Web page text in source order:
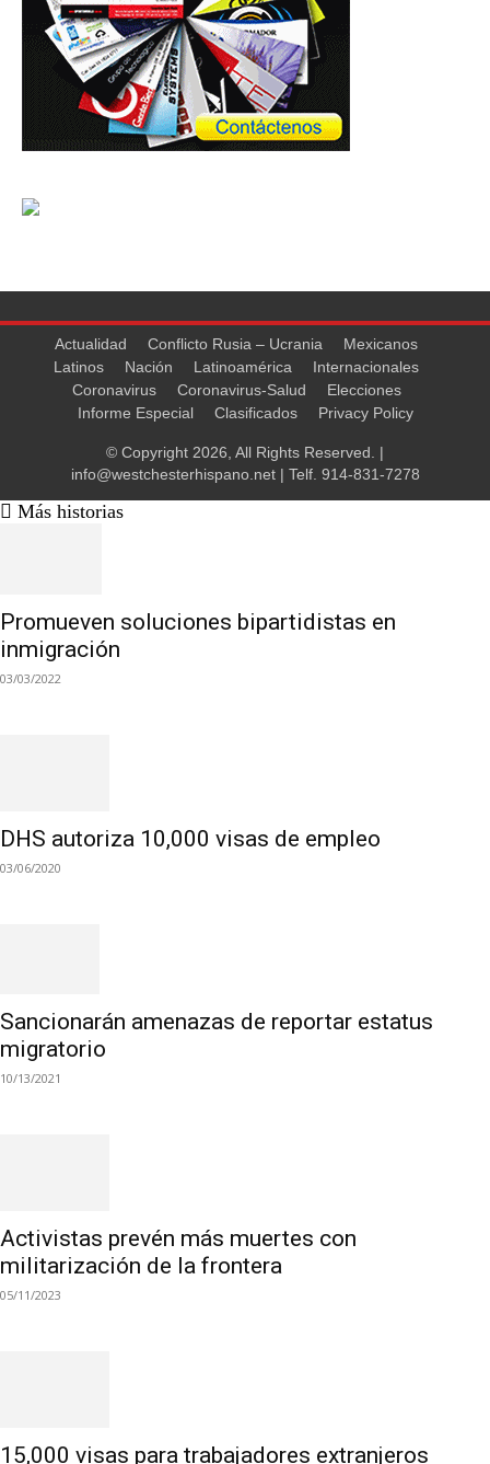
Actualidad Conflicto Rusia – Ucrania
Mexicanos
Latinos
Nación Latinoamérica
Internacionales
Coronavirus
Coronavirus-Salud
Elecciones
Informe Especial
Clasificados Privacy Policy
© Copyright 2026, All Rights Reserved. |
info@westchesterhispano.net| Telf. 914-831-7278
Más historias
Promueven soluciones bipartidistas en
inmigración
03/03/2022
DHS autoriza 10,000 visas de empleo
03/06/2020
Sancionarán amenazas de reportar estatus
migratorio
10/13/2021
Activistas prevén más muertes con
militarización de la frontera
05/11/2023
15,000 visas para trabajadores extranjeros